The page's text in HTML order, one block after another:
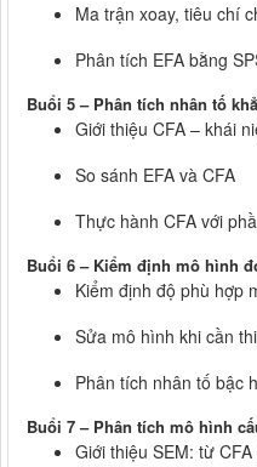
Ma trận xoay, tiêu chí
Phân tích EFA bằng
Buổi 5 – Phân tích nhân tố
Giới thiệu CFA – khái
So sánh EFA và CFA
Thực hành CFA với
Buổi 6 – Kiểm định mô hình
Kiểm định độ phù hợp
Sửa mô hình khi cần
Phân tích nhân tố bậc
Buổi 7 – Phân tích mô hình
Giới thiệu SEM: từ